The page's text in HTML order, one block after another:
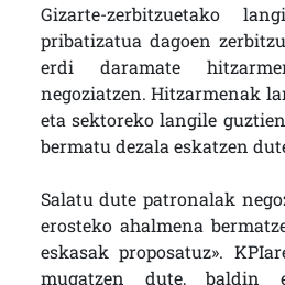
Gizarte-zerbitzuetako
pribatizatua dagoen
erdi daramate
negoziatzen. Hitzarmenak
eta sektoreko langile
bermatu dezala eskatzen
Salatu dute patronalak
erosteko ahalmena
eskasak proposatuz».
mugatzen dute, baldin